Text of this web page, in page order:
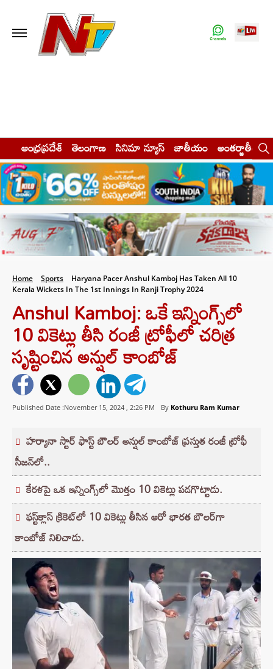
ఆంధ్రప్రదేశ్ తెలంగాణ సినిమా న్యూస్ జాతీయం అంతర్జాతీయం
Home Sports
Haryana Pacer Anshul Kamboj Has Taken All 10
Kerala Wickets In The 1st Innings In Ranji Trophy 2024
Anshul Kamboj: ఒకే ఇన్నింగ్స్‌లో
10 వికెట్లు తీసి రంజీ ట్రోఫీలో చరిత్ర
సృష్టించిన అన్షుల్ కాంబోజ్
Published Date :November 15, 2024 , 2:26 PM By Kothuru Ram Kumar
హర్యానా స్టార్ ఫాస్ట్ బౌలర్ అన్షుల్ కాంబోజ్ ప్రస్తుత రంజీ ట్రోఫీ
సీజన్‌లో..
కేరళపై ఒక ఇన్నింగ్స్‌లో మొత్తం 10 వికెట్లు పడగొట్టాడు.
ఫస్ట్‌క్లాస్ క్రికెట్‌లో 10 వికెట్లు తీసిన ఆరో భారత బౌలర్‌గా
కాంబోజ్ నిలిచాడు.